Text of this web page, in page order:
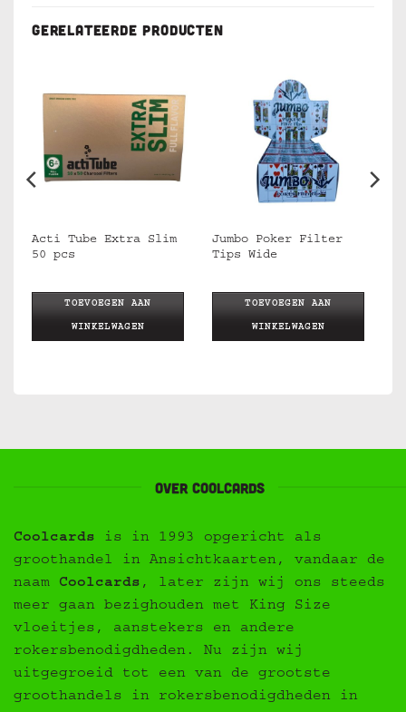
GERELATEERDE PRODUCTEN
Acti Tube Extra Slim
50 pcs
TOEVOEGEN AAN
WINKELWAGEN
Jumbo Poker Filter
Tips Wide
TOEVOEGEN AAN
WINKELWAGEN
Over Coolcards
Coolcards is in 1993 opgericht als
groothandel in Ansichtkaarten, vandaar de
naam Coolcards , later zijn wij ons steeds
meer gaan bezighouden met King Size
vloeitjes, aanstekers en andere
rokersbenodigdheden. Nu zijn wij
uitgegroeid tot een van de grootste
groothandels in rokersbenodigdheden in